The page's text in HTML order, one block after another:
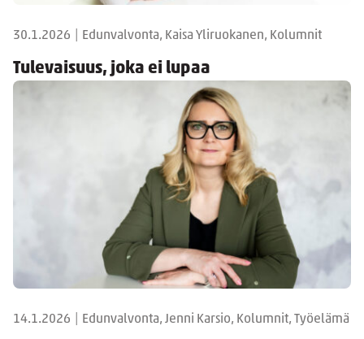
30.1.2026 Edunvalvonta, Kaisa Yliruokanen, Kolumnit
Tulevaisuus, joka ei lupaa
14.1.2026 Edunvalvonta, Jenni Karsio, Kolumnit, Työelämä